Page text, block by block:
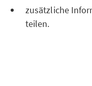
zusätzliche
teilen.